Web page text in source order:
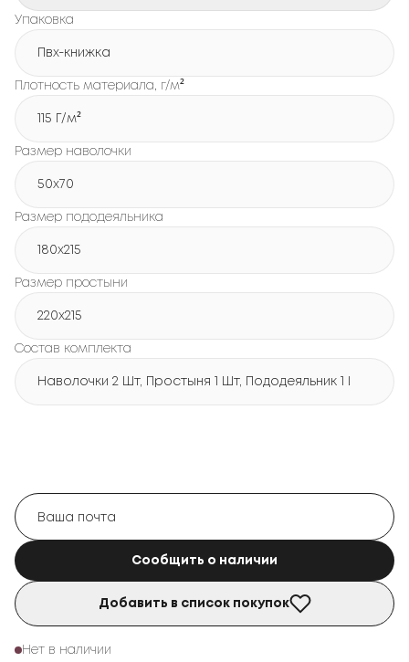
Упаковка
Пвх-книжка
Плотность материала, г/м²
115 Г/м²
Размер наволочки
50x70
Размер пододеяльника
180х215
Размер простыни
220х215
Состав комплекта
Наволочки 2 Шт, Простыня 1 Шт, Пододеяльник 1 Шт
Сообщить о наличии
Добавить в список покупок
Нет в наличии